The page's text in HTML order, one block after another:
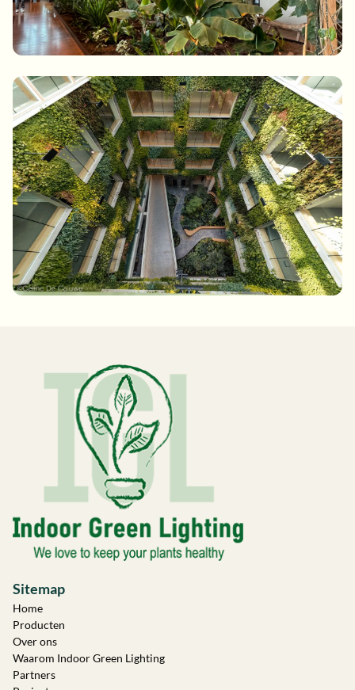
Sitemap
Home
Producten
Over ons
Waarom Indoor Green Lighting
Partners